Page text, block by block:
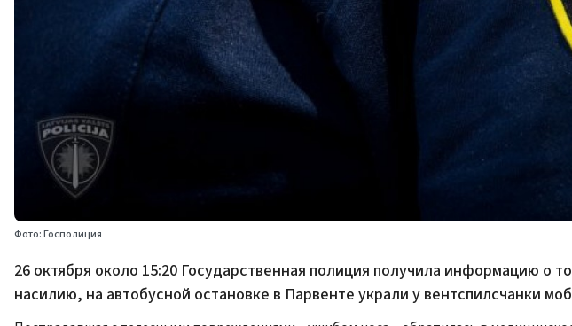
Фото: Госполиция
26 октября около 15:20 Государственная полиция получила информацию о
насилию, на автобусной остановке в Парвенте украли у вентспилсчанки